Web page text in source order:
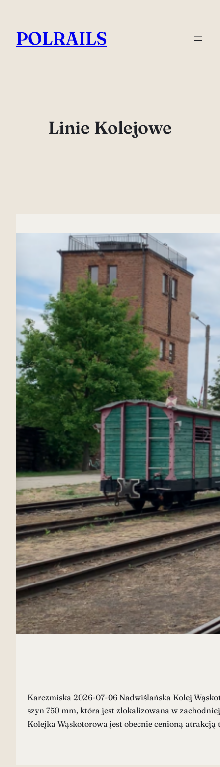
treściPOLRAILS
Linie Kolejowe
Karczmiska 2026-07-06 Nadwiślańska Kolej
szyn 750 mm, która jest zlokalizowana w
Kolejka Wąskotorowa jest obecnie cenioną